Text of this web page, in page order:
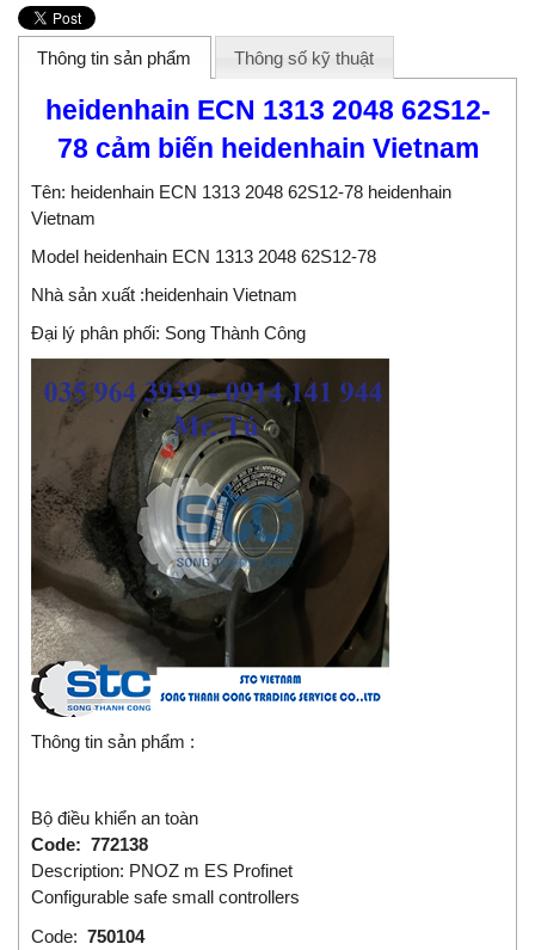
Thông tin sản phẩm Thông số kỹ thuật
heidenhain ECN 1313 2048 62S12-
78 cảm biến heidenhain Vietnam
Tên: heidenhain ECN 1313 2048 62S12-78 heidenhain
Vietnam
Model heidenhain ECN 1313 2048 62S12-78
Nhà sản xuất :heidenhain Vietnam
Đại lý phân phối: Song Thành Công
Thông tin sản phẩm :
Bộ điều khiển an toàn
Code: 772138
Description: PNOZ m ES Profinet
Configurable safe small controllers
Code: 750104